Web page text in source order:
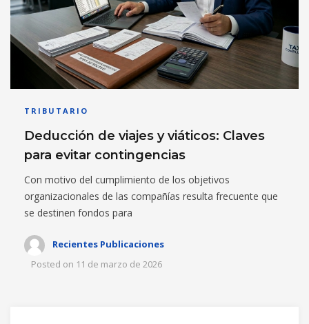
TRIBUTARIO
Deducción de viajes y viáticos: Claves
para evitar contingencias
Con motivo del cumplimiento de los objetivos
organizacionales de las compañías resulta frecuente que
se destinen fondos para
Recientes Publicaciones
Posted on 11 de marzo de 2026